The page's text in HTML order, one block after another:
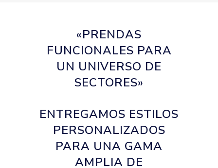
«PRENDAS
FUNCIONALES PARA
UN UNIVERSO DE
SECTORES»
ENTREGAMOS ESTILOS
PERSONALIZADOS
PARA UNA GAMA
AMPLIA DE